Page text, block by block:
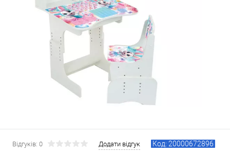
Відгуків: 0 Додати відгук Код: 20000672896